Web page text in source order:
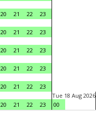
20 21 22
23
20 21 22
23
20 21 22
23
20 21 22
23
20 21 22
23
20 21 22 23
Tue 18 Aug 2026
00